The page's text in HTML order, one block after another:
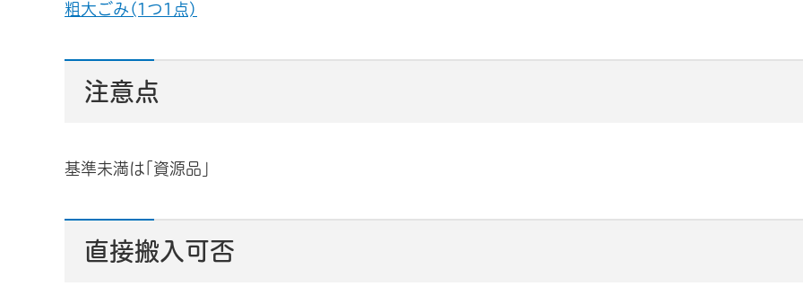
粗大ごみ(1つ1点)
注意点
基準未満は｢資源品｣
直接搬入可否